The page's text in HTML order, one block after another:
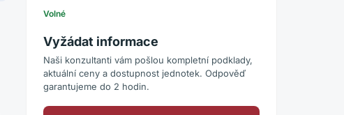
Volné
Vyžádat informace
Naši konzultanti vám pošlou kompletní podklady,
aktuální ceny a dostupnost jednotek. Odpověď
garantujeme do 2 hodin.